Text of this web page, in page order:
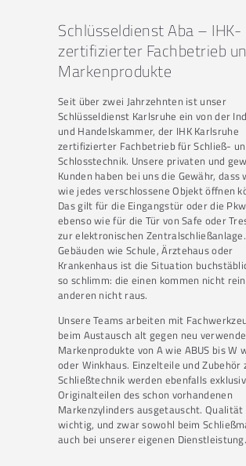
Schlüsseldienst Aba – IHK-
zertifizierter Fachbetrieb
Markenprodukte
Seit über zwei Jahrzehnten ist unser
Schlüsseldienst Karlsruhe ein von der
und Handelskammer, der IHK Karlsruhe
zertifizierter Fachbetrieb für Schließ-
Schlosstechnik. Unsere privaten und
Kunden haben bei uns die Gewähr, dass
wie jedes verschlossene Objekt öffnen
Das gilt für die Eingangstür oder die
ebenso wie für die Tür von Safe oder
zur elektronischen
Gebäuden wie Schule, Ärztehaus oder
Krankenhaus ist die Situation
so schlimm: die einen kommen nicht
anderen nicht raus.
Unsere Teams arbeiten mit
beim Austausch alt gegen neu
Markenprodukte von A wie ABUS bis W
oder Winkhaus. Einzelteile und Zubehör
Schließtechnik werden ebenfalls
Originalteilen des schon vorhandenen
Markenzylinders ausgetauscht.
wichtig, und zwar sowohl beim
auch bei unserer eigenen Dienstleistung.